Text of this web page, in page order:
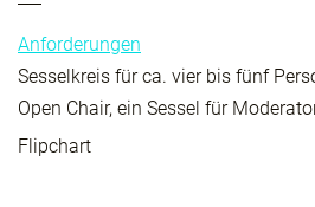
Anforderungen
Sesselkreis für ca. vier bis fünf
Open Chair, ein Sessel für
Flipchart